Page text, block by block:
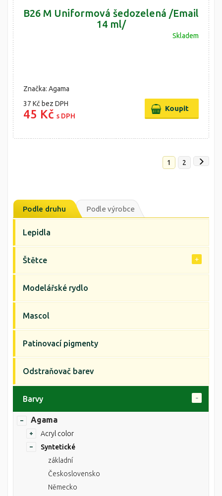
B26 M Uniformová šedozelená /Email
14 ml/
Skladem
Značka: Agama
37 Kč bez DPH
45 Kč s DPH
1 2
Podle druhu Podle výrobce
Lepidla
Štětce
Modelářské rydlo
Mascol
Patinovací pigmenty
Odstraňovač barev
Barvy
Agama
Acryl color
Syntetické
základní
Československo
Německo